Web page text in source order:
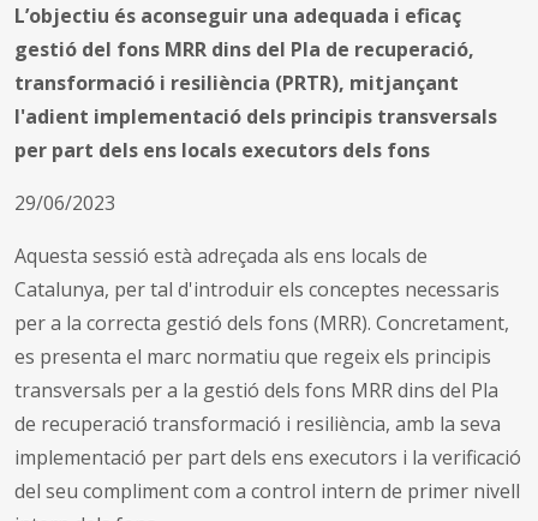
L’objectiu és aconseguir una adequada i eficaç
gestió del fons MRR dins del Pla de recuperació,
transformació i resiliència (PRTR), mitjançant
l'adient implementació dels principis transversals
per part dels ens locals executors dels fons
29/06/2023
Aquesta sessió està adreçada als ens locals de
Catalunya, per tal d'introduir els conceptes necessaris
per a la correcta gestió dels fons (MRR). Concretament,
es presenta el marc normatiu que regeix els principis
transversals per a la gestió dels fons MRR dins del Pla
de recuperació transformació i resiliència, amb la seva
implementació per part dels ens executors i la verificació
del seu compliment com a control intern de primer nivell